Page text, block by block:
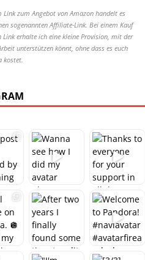
Link zum Angebot von Amazon handelt es
sogenannten Affiliate-Link. Bei einem Kauf
Link erhalte ich eine kleine Provision, mit der
unterstützen könnt, ohne dass es euch
kostet.